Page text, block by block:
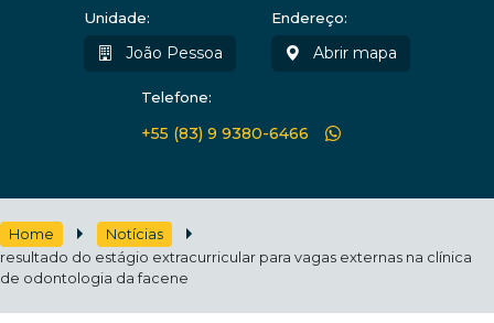
Unidade:
João Pessoa
Endereço:
Abrir mapa
Telefone:
+55 (83) 9 9380-6466
Home
Notícias
resultado do estágio extracurricular para vagas externas na clínica
de odontologia da facene